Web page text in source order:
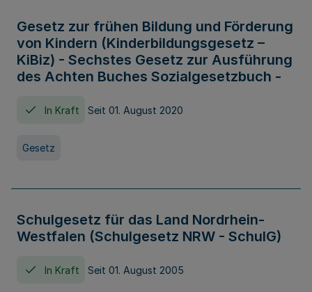
Gesetz zur frühen Bildung und Förderung
von Kindern (Kinderbildungsgesetz –
KiBiz) - Sechstes Gesetz zur Ausführung
des Achten Buches Sozialgesetzbuch -
In Kraft Seit 01. August 2020
Gesetz
Schulgesetz für das Land Nordrhein-
Westfalen (Schulgesetz NRW - SchulG)
In Kraft Seit 01. August 2005